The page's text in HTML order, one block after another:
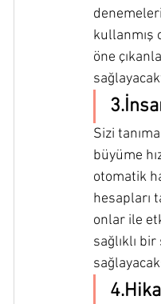
kullanmış
öne
Sizi
büyüme
otomatik
hesapları
onlar ile
sağlıklı